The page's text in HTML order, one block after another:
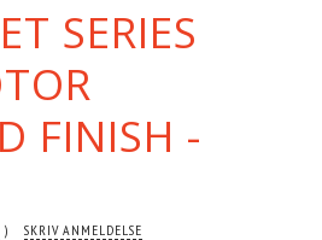
SERIES
FINISH -
SKRIV ANMELDELSE